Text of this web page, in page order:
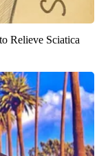
Relieve Sciatica